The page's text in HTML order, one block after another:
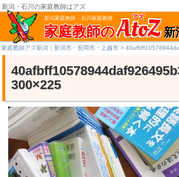
新潟家庭教師・石川家庭教師
家庭教師の
アズ
AtoZ 新
新潟・石川の家庭教師はアズ
家庭教師アズ新潟｜新潟市・長岡市・上越市 >
300×225